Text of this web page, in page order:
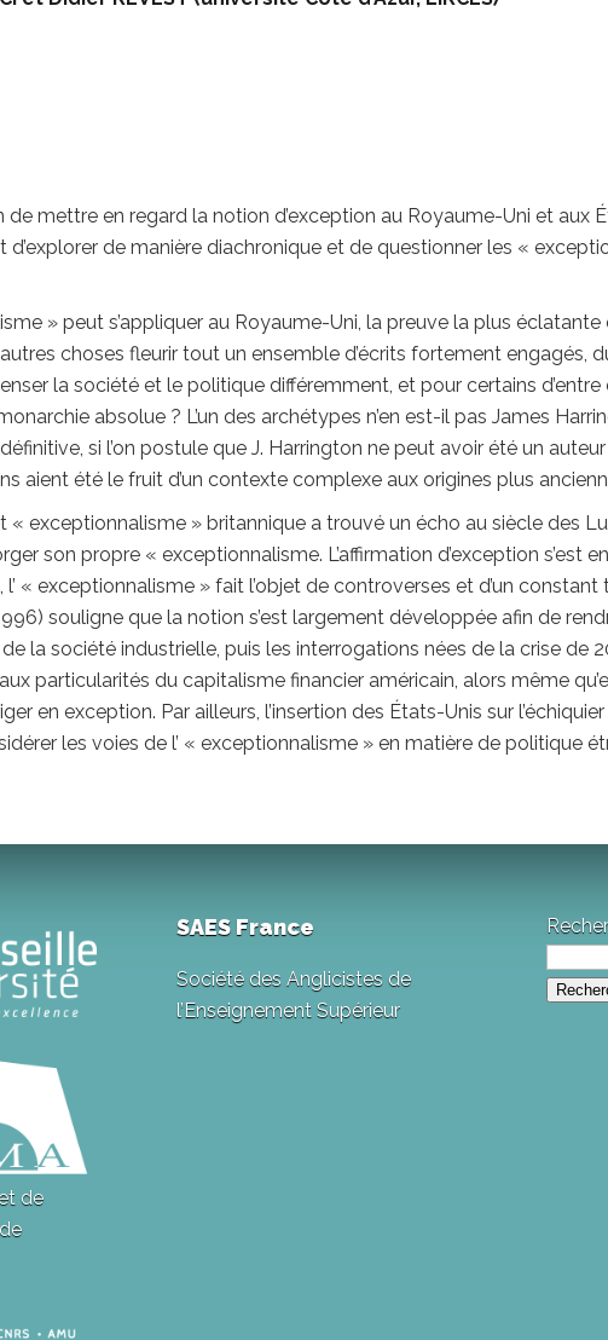
mettre en regard la notion d’exception au Royaume-Uni et aux
de manière diachronique et de questionner les «
» peut s’appliquer au Royaume-Uni, la preuve la plus
choses fleurir tout un ensemble d’écrits fortement engagés,
la société et le politique différemment, et pour certains d’entre
absolue ? L’un des archétypes n’en est-il pas James
si l’on postule que J. Harrington ne peut avoir été un auteur
aient été le fruit d’un contexte complexe aux origines plus
exceptionnalisme » britannique a trouvé un écho au siècle des
son propre « exceptionnalisme. L’affirmation d’exception s’est
« exceptionnalisme » fait l’objet de controverses et d’un
souligne que la notion s’est largement développée afin de
la société industrielle, puis les interrogations nées de la crise de
particularités du capitalisme financier américain, alors même
en exception. Par ailleurs, l’insertion des États-Unis sur
les voies de l’ « exceptionnalisme » en matière de politique
de
SAES France
Société des Anglicistes de
l’Enseignement Supérieur